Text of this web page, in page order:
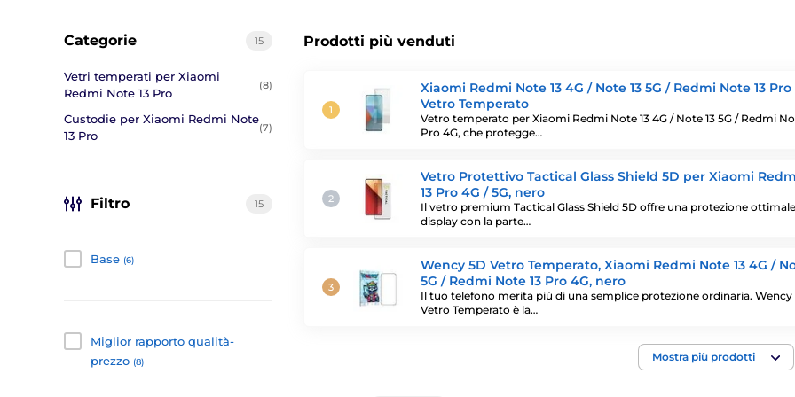
Prodotti più venduti
Xiaomi Redmi Note 13 4G / Note 13 5G / Redmi Note 13 Pro
Vetro Temperato
Vetro temperato per Xiaomi Redmi Note 13 4G / Note 13 5G / Redmi
Pro 4G, che protegge…
Vetro Protettivo Tactical Glass Shield 5D per Xiaomi
13 Pro 4G / 5G, nero
Il vetro premium Tactical Glass Shield 5D offre una protezione
display con la parte…
Wency 5D Vetro Temperato, Xiaomi Redmi Note 13 4G /
5G / Redmi Note 13 Pro 4G, nero
Il tuo telefono merita più di una semplice protezione ordinaria. Wency
Vetro Temperato è la…
Mostra più prodotti
15
Categorie
Vetri temperati per Xiaomi
Redmi Note 13 Pro
(8)
Custodie per Xiaomi Redmi Note
13 Pro
(7)
Filtro 15
Base (6)
Miglior rapporto qualità-
prezzo (8)